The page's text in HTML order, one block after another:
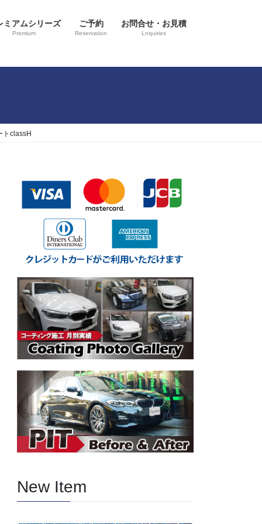
ミアムシリーズ
Premium
ご予約
Reservation
お問合せ・お見積
Lnquiries
トclassH
New Item